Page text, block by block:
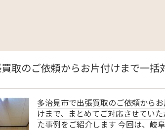
お片付けまで一括対応
出張買取のご依頼からお片付
めてご対応させていただい
介します 今回は、岐阜県多